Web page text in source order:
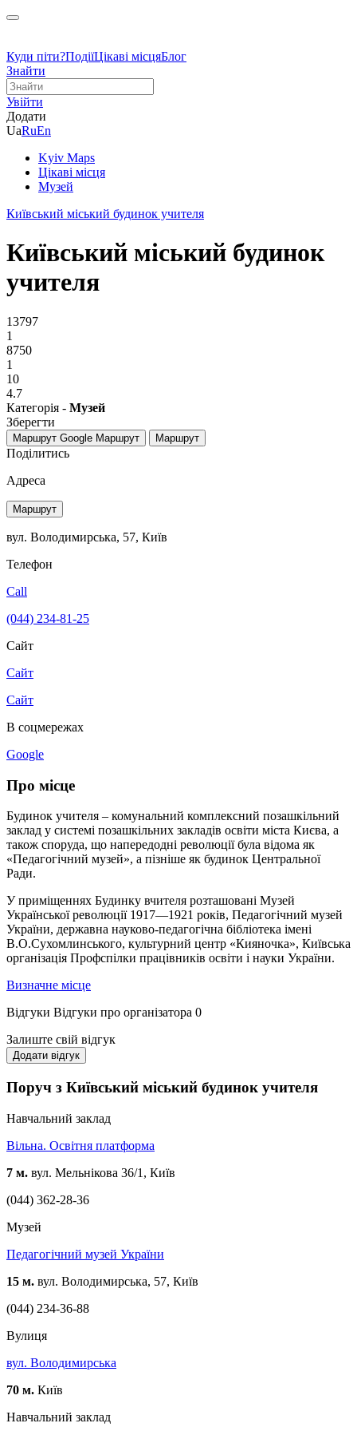
Куди піти?ПодіїЦікаві місцяБлог
Знайти
Увійти
Додати
UaRuEn
Kyiv Maps
Цікаві місця
Музей
Київський міський будинок учителя
Київський міський будинок
учителя
13797
1
8750
1
10
4.7
Категорія - Музей
Зберегти
Маршрут Google Маршрут Маршрут
Поділитись
Адреса
Маршрут
вул. Володимирська, 57, Київ
Телефон
Call
(044) 234-81-25
Сайт
Сайт
Сайт
В соцмережах
Google
Про місце
Будинок учителя – комунальний комплексний позашкільний
заклад у системі позашкільних закладів освіти міста Києва, а
також споруда, що напередодні революції була відома як
«Педагогічний музей», а пізніше як будинок Центральної
Ради.
У приміщеннях Будинку вчителя розташовані Музей
Української революції 1917—1921 років, Педагогічний музей
України, державна науково-педагогічна бібліотека імені
В.О.Сухомлинського, культурний центр «Кияночка», Київська
організація Профспілки працівників освіти і науки України.
Визначне місце
Відгуки Відгуки про організатора 0
Залиште свій відгук
Додати відгук
Поруч з Київський міський будинок учителя
Навчальний заклад
Вільна. Освітня платформа
7 м. вул. Мельнікова 36/1, Київ
(044) 362-28-36
Музей
Педагогічний музей України
15 м. вул. Володимирська, 57, Київ
(044) 234-36-88
Вулиця
вул. Володимирська
70 м. Київ
Навчальний заклад